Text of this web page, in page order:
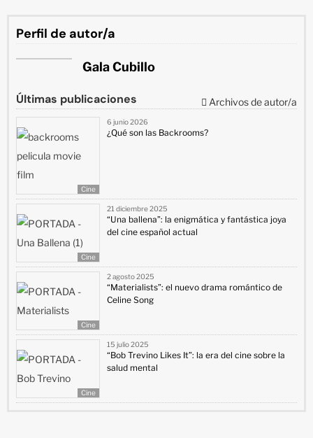
Perfil de autor/a
Gala Cubillo
Últimas publicaciones Archivos de autor/a
Cine
6 junio 2026
¿Qué son las Backrooms?
Cine
21 diciembre 2025
“Una ballena”: la enigmática y fantástica joya
del cine español actual
Cine
2 agosto 2025
“Materialists”: el nuevo drama romántico de
Celine Song
Cine
15 julio 2025
“Bob Trevino Likes It”: la era del cine sobre la
salud mental